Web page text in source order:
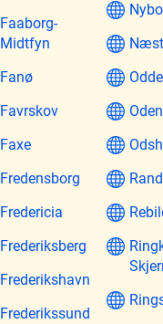
Faaborg-
Midtfyn
Fanø
Favrskov
Faxe
Fredensborg
Fredericia
Frederiksberg
Frederikshavn
Frederikssund